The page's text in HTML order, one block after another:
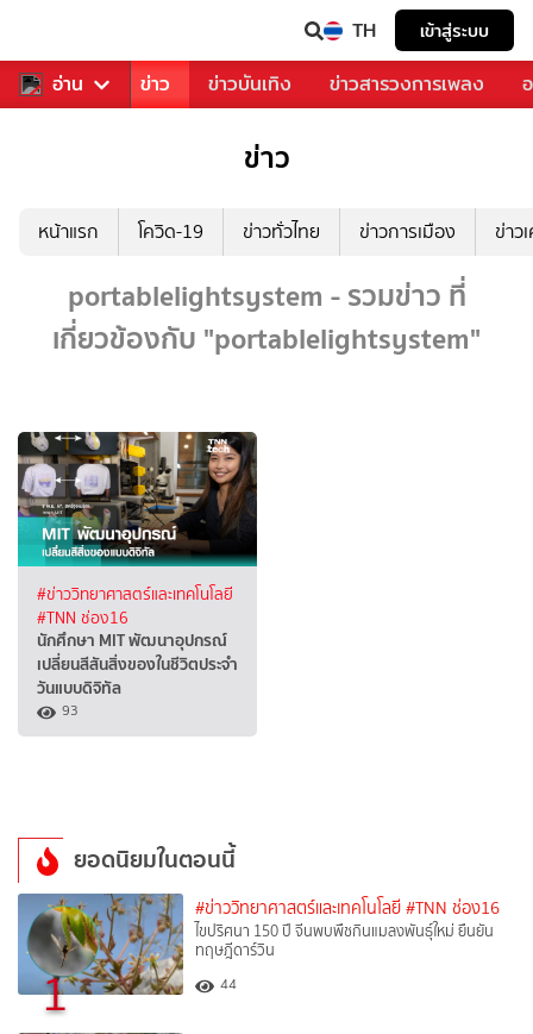
TH เข้าสู่ระบบ
อ่าน
คุณ กีฬา ข่าว ข่าวบันเทิง ข่าวสารวงการเพลง
ข่าว
หน้าแรก โควิด-19 ข่าวทั่วไทย ข่าวการเมือง ข่าว
portablelightsystem - รวมข่าว ที่
เกี่ยวข้องกับ "portablelightsystem"
#ข่าววิทยาศาสตร์และเทคโนโลยี
#TNN ช่อง16
นักศึกษา MIT พัฒนาอุปกรณ์
เปลี่ยนสีสันสิ่งของในชีวิตประจำ
วันแบบดิจิทัล
93
ยอดนิยมในตอนนี้
1
#ข่าววิทยาศาสตร์และเทคโนโลยี #TNN ช่อง16
ไขปริศนา 150 ปี จีนพบพืชกินแมลงพันธุ์ใหม่ ยืนยัน
ทฤษฎีดาร์วิน
44